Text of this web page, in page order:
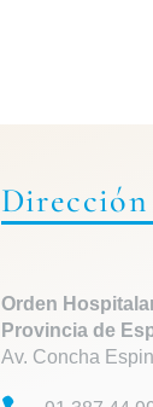
Orden
Provincia de
Av. Concha